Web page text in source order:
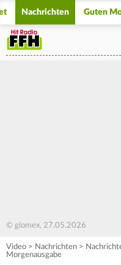
Nachrichten Guten
© glomex, 27.05.2026
Video > Nachrichten >
Morgenausgabe